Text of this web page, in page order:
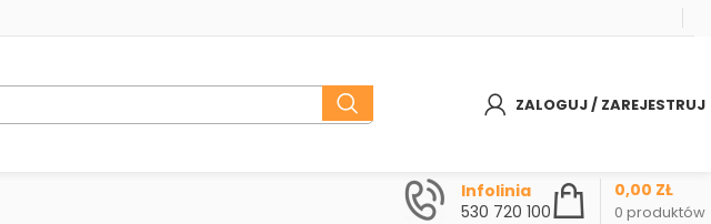
ZALOGUJ / ZAREJESTRUJ
Infolinia
530 720 100
0 produktów
0,00 ZŁ